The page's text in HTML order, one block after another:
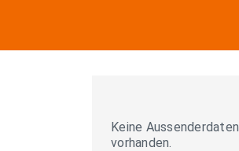
Keine Aussenderdaten
vorhanden.